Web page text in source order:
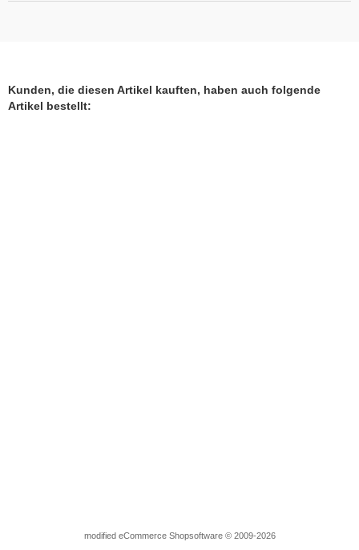
Kunden, die diesen Artikel kauften, haben auch folgende
Artikel bestellt:
modified eCommerce Shopsoftware © 2009-2026